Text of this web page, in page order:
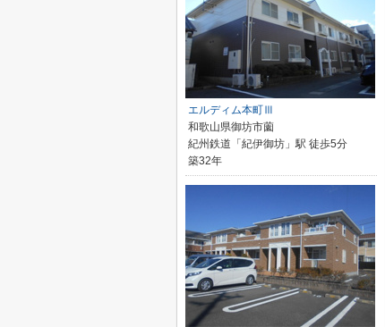
エルディム本町Ⅲ
和歌山県御坊市薗
紀州鉄道「紀伊御坊」駅 徒歩5分
築32年